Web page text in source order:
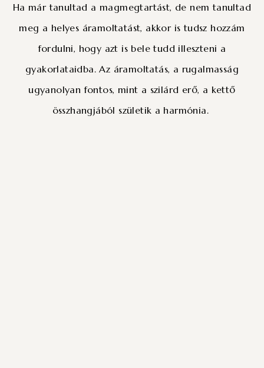
Ha már tanultad a magmegtartást, de nem tanultad
meg a helyes áramoltatást, akkor is tudsz hozzám
fordulni, hogy azt is bele tudd illeszteni a
gyakorlataidba. Az áramoltatás, a rugalmasság
ugyanolyan fontos, mint a szilárd erő, a kettő
összhangjából születik a harmónia.